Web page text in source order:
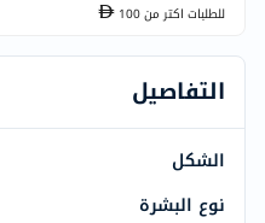
للطلبات اكتر من100
التفاصيل
الشكل
نوع البشرة